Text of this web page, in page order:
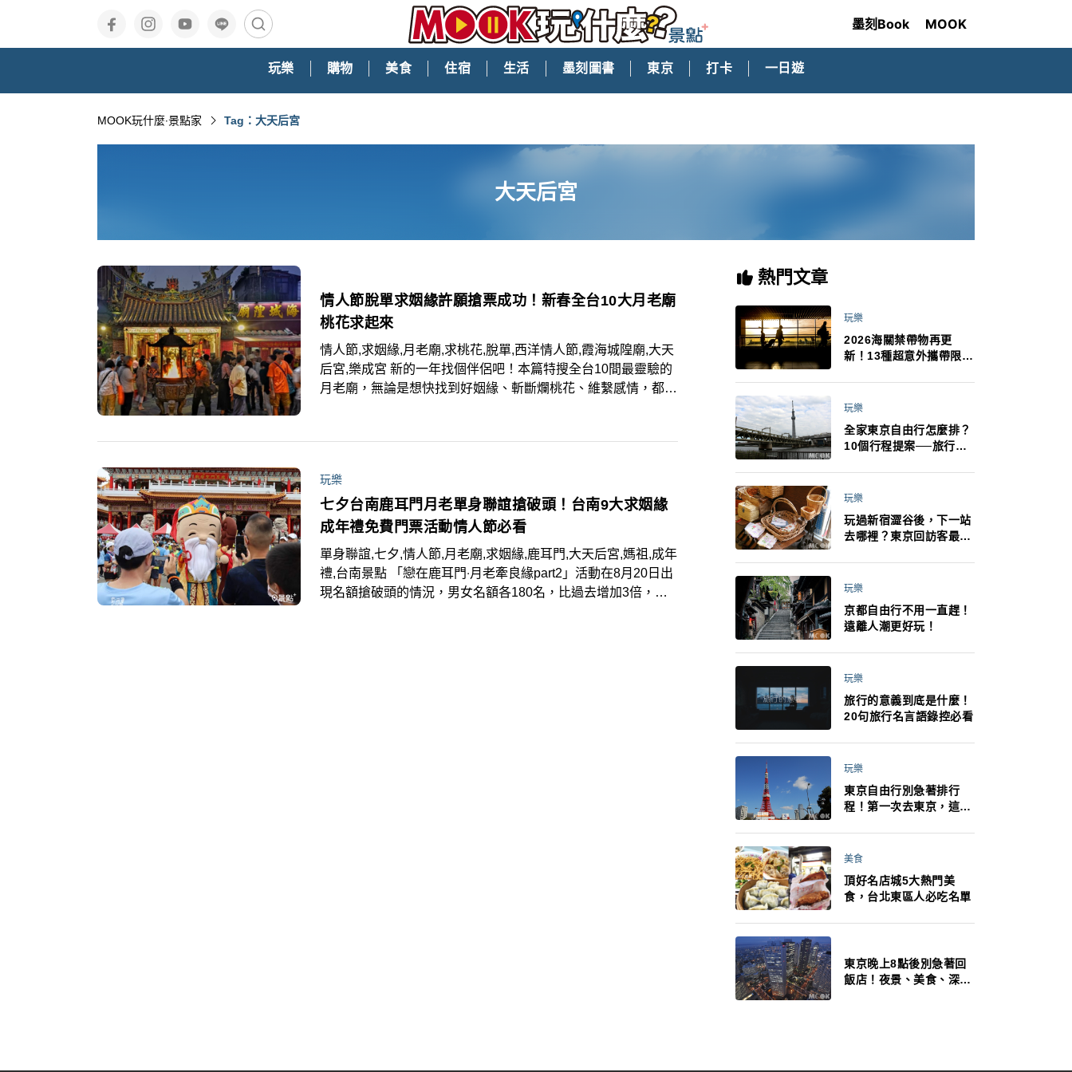
墨刻Book MOOK
玩樂 購物 美食 住宿 生活 墨刻圖書 東京 打卡 一日遊
MOOK玩什麼‧景點家 Tag：大天后宮
大天后宮
情人節脫單求姻緣許願搶票成功！新春全台10大月老廟
桃花求起來
情人節,求姻緣,月老廟,求桃花,脫單,西洋情人節,霞海城隍廟,大天
后宮,樂成宮 新的一年找個伴侶吧！本篇特搜全台10間最靈驗的
月老廟，無論是想快找到好姻緣、斬斷爛桃花、維繫感情，都可
玩樂
七夕台南鹿耳門月老單身聯誼搶破頭！台南9大求姻緣
成年禮免費門票活動情人節必看
單身聯誼,七夕,情人節,月老廟,求姻緣,鹿耳門,大天后宮,媽祖,成年
禮,台南景點 「戀在鹿耳門‧月老牽良緣part2」活動在8月20日出
現名額搶破頭的情況，男女名額各180名，比過去增加3倍，但
熱門文章
玩樂
2026海關禁帶物再更
新！13種超意外攜帶限
最高還罰百萬！注意事項
玩樂
全家東京自由行怎麼排？
10個行程提案──旅行不
法！
玩樂
玩過新宿澀谷後，下一站
去哪裡？東京回訪客最推
玩樂
京都自由行不用一直趕！
遠離人潮更好玩！
玩樂
旅行的意義到底是什麼！
20句旅行名言語錄控必看
玩樂
東京自由行別急著排行
程！第一次去東京，這10
美食
頂好名店城5大熱門美
食，台北東區人必吃名單
東京晚上8點後別急著回
飯店！夜景、美食、深夜